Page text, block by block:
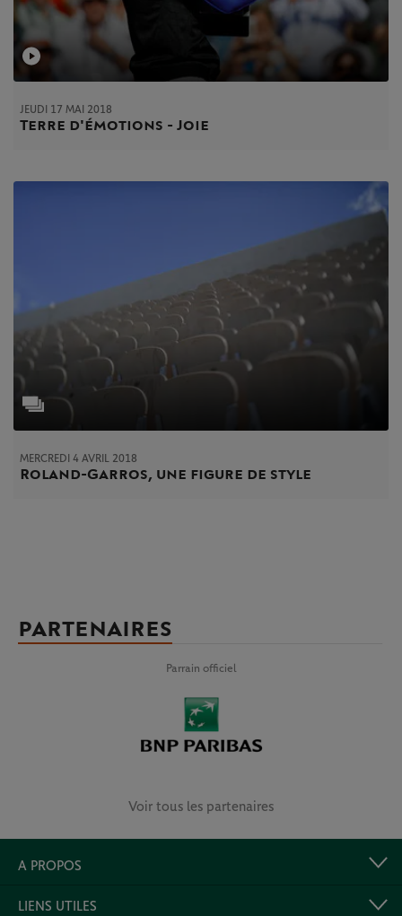
JEUDI 17 MAI 2018
Terre d'émotions - Joie
MERCREDI 4 AVRIL 2018
Roland-Garros, une figure de style
PARTENAIRES
Parrain officiel
Voir tous les partenaires
A PROPOS
LIENS UTILES